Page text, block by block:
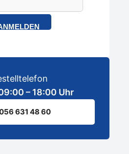
– 18:00 Uhr
631 48 60